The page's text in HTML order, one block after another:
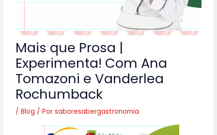
Mais que Prosa |
Experimenta! Com Ana
Tomazoni e Vanderlea
Rochumback
/Blog / Porsaboresabergastronomia